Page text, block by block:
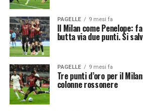
PAGELLE 9 mesi fa
Il Milan come Penelope:
butta via due punti. Si
PAGELLE 9 mesi fa
Tre punti d’oro per il
colonne rossonere